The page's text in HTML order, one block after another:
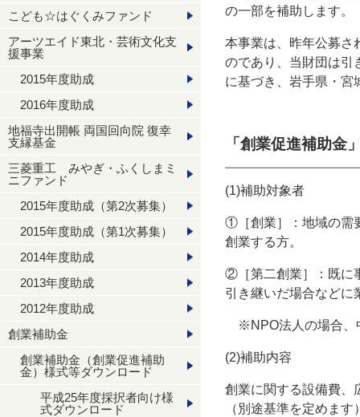
の一部を補助します。
本事業は、昨年公募さ
のであり、当財団は引
に基づき、岩手県・宮
「創業促進補助金
(1)補助対象者
①［創業］：地域の需
創業する方。
②［第二創業］：既に
引き継いだ場合などに
※NPO法人の場合、
(2)補助内容
創業に関する設備費、
（別途基準を定めま
こども☆はぐくみファンド
アーツエイド東北・芸術文化支
援事業
2015年度助成
2016年度助成
地福寺出開帳 両国回向院 復幸
支縁基金
三菱重工 みやぎ・ふくしまミ
ニファンド
2015年度助成（第2次募集）
2015年度助成（第1次募集）
2014年度助成
2013年度助成
2012年度助成
創業補助金
創業補助金（創業促進補助
金）様式等ダウンロード
平成25年度採択者向け様
式ダウンロード